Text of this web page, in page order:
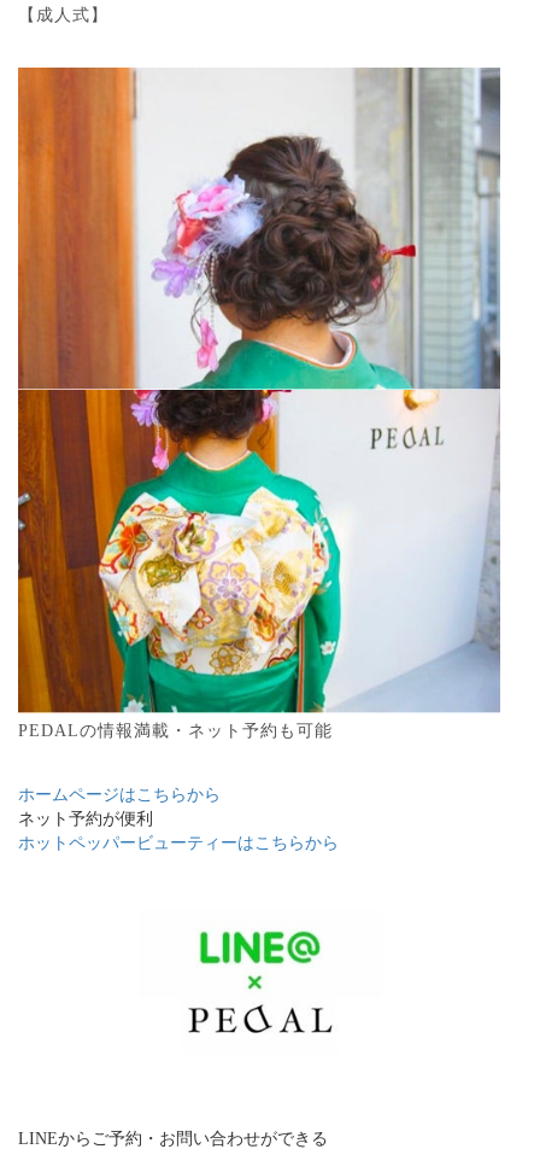
【成人式】
PEDALの情報満載・ネット予約も可能
ホームページはこちらから
ネット予約が便利
ホットペッパービューティーはこちらから
LINEからご予約・お問い合わせができる